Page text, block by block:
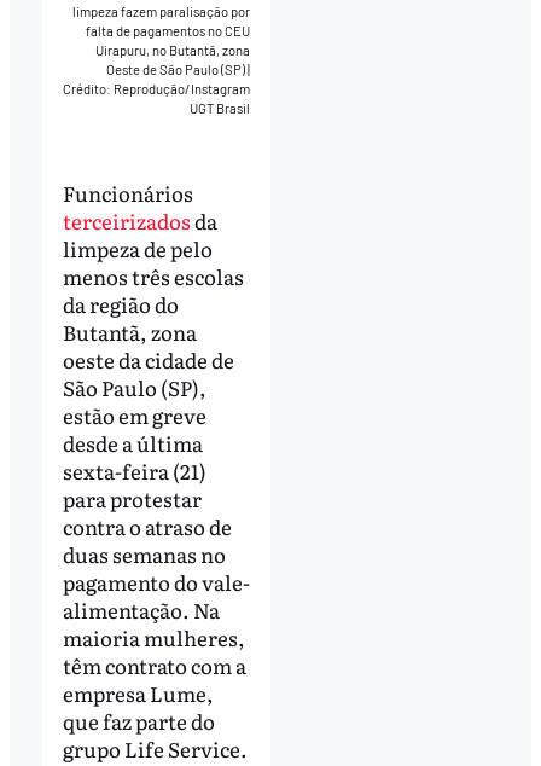
limpeza fazem paralisação por
falta de pagamentos no CEU
Uirapuru, no Butantã, zona
Oeste de São Paulo (SP)|
Crédito: Reprodução/Instagram
UGT Brasil
Funcionários
terceirizadosda
limpeza de pelo
menos três escolas
da região do
Butantã, zona
oeste da cidade de
São Paulo (SP),
estão em greve
desde a última
sexta-feira (21)
para protestar
contra o atraso de
duas semanas no
pagamento do vale-
alimentação. Na
maioria mulheres,
têm contrato com a
empresa Lume,
que faz parte do
grupo Life Service.